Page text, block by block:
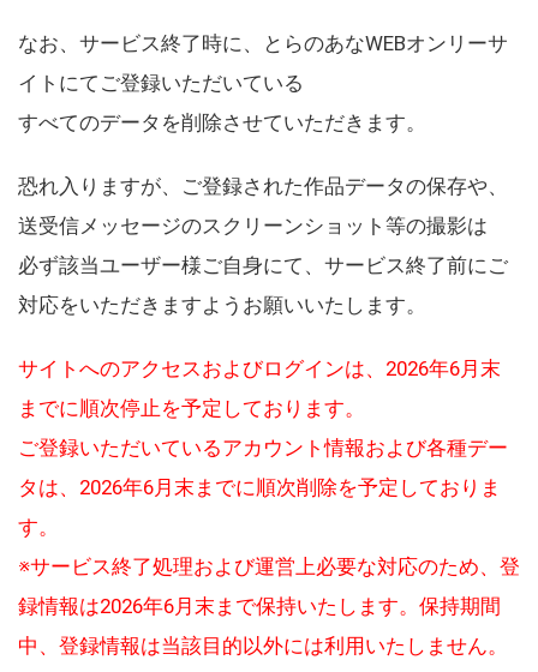
なお、サービス終了時に、とらのあなWEBオンリーサ
イトにてご登録いただいている
すべてのデータを削除させていただきます。
恐れ入りますが、ご登録された作品データの保存や、
送受信メッセージのスクリーンショット等の撮影は
必ず該当ユーザー様ご自身にて、サービス終了前にご
対応をいただきますようお願いいたします。
サイトへのアクセスおよびログインは、2026年6月末
までに順次停止を予定しております。
ご登録いただいているアカウント情報および各種デー
タは、2026年6月末までに順次削除を予定しておりま
す。
※サービス終了処理および運営上必要な対応のため、登
録情報は2026年6月末まで保持いたします。保持期間
中、登録情報は当該目的以外には利用いたしません。